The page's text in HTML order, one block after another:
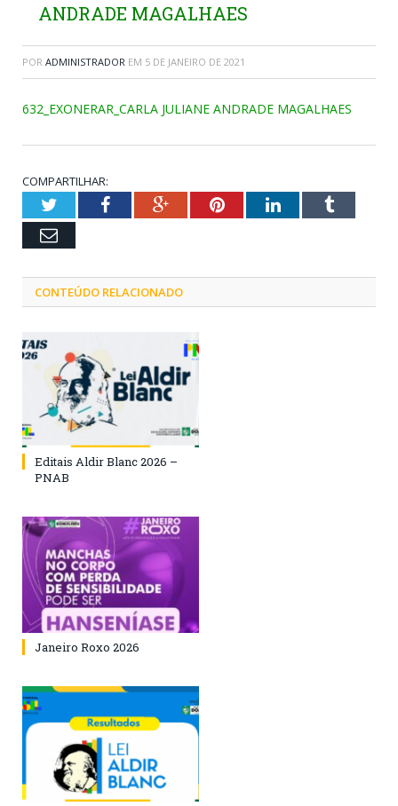
ANDRADE MAGALHAES
POR ADMINISTRADOR EM 5 DE JANEIRO DE 2021
632_EXONERAR_CARLA JULIANE ANDRADE MAGALHAES
COMPARTILHAR:
TwitterFacebookGoogle+PinterestLinkedInTumblr
Email
CONTEÚDO RELACIONADO
Editais Aldir Blanc 2026 –
PNAB
Janeiro Roxo 2026